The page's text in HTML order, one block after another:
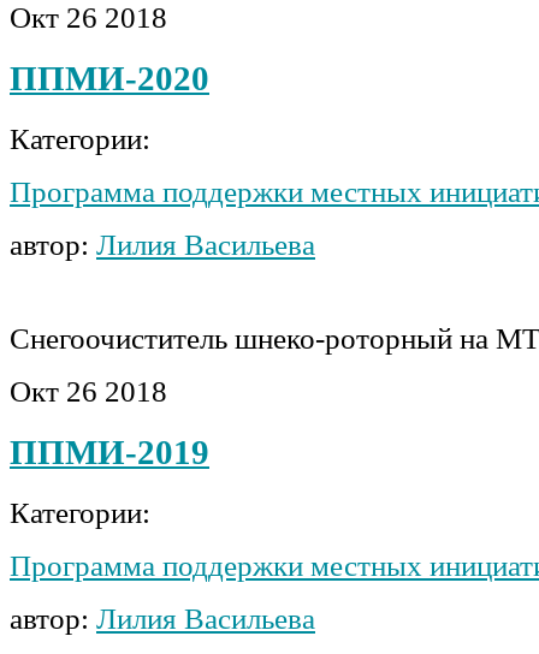
Окт 26 2018
ППМИ-2020
Категории:
Программа поддержки местных
автор: Лилия Васильева
Снегоочиститель шнеко-роторный на
Окт 26 2018
ППМИ-2019
Категории:
Программа поддержки местных
автор: Лилия Васильева